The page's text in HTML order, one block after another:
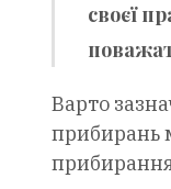
своєї
Варто
прибирань
прибирання